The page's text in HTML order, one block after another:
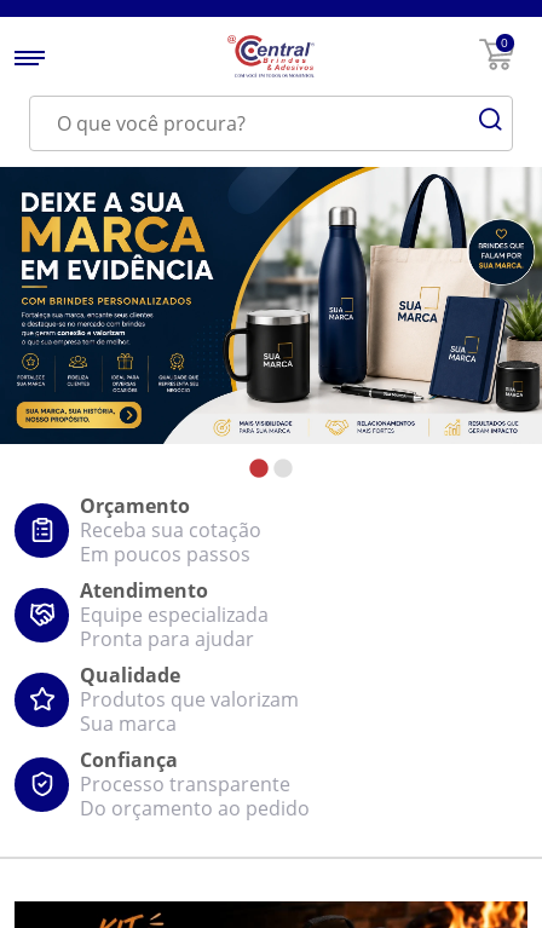
0
Orçamento
Receba sua cotação
Em poucos passos
Atendimento
Equipe especializada
Pronta para ajudar
Qualidade
Produtos que valorizam
Sua marca
Confiança
Processo transparente
Do orçamento ao pedido